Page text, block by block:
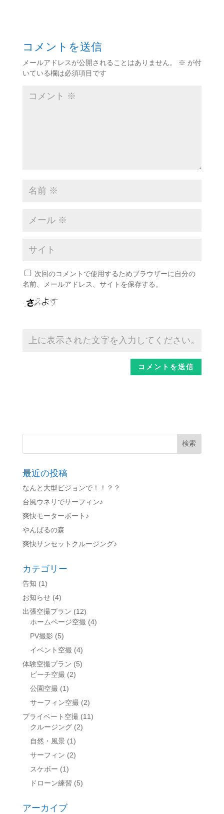
コメントを送信
メールアドレスが公開されることはありません。 ※ が付
いている欄は必須項目です
次回のコメントで使用するためブラウザーに自分の
名前、メールアドレス、サイトを保存する。
最近の投稿
なんと大型ビジョンで！！？？
台風ウネリでサーフィン♪
爽快モーターボート♪
やんばるの森
爽快サンセットクルージング♪
カテゴリー
告知 (1)
お知らせ(4)
出張空撮プラン (12)
ホームページ空撮 (4)
PV撮影(5)
イベント空撮 (4)
体験空撮プラン (5)
ビーチ空撮 (2)
公園空撮 (1)
サーフィン空撮 (2)
プライベート空撮 (11)
クルージング(2)
自然・風景(1)
サーフィン (2)
スケボー (1)
ドローン練習 (5)
アーカイブ